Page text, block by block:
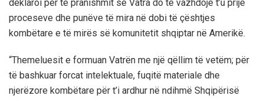
deklaroi për të pranishmit se Vatra do të vazhdojë t’u prijë
proceseve dhe punëve të mira në dobi të çështjes
kombëtare e të mirës së komunitetit shqiptar në Amerikë.
“Themeluesit e formuan Vatrën me një qëllim të vetëm; për
të bashkuar forcat intelektuale, fuqitë materiale dhe
njerëzore kombëtare për t’i ardhur në ndihmë Shqipërisë